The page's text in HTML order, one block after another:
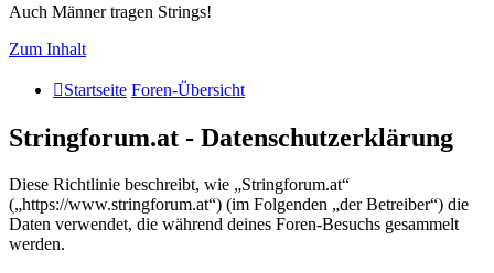
Auch Männer tragen Strings!
Zum Inhalt
Startseite Foren-Übersicht
Stringforum.at - Datenschutzerklärung
Diese Richtlinie beschreibt, wie „Stringforum.at“
(„https://www.stringforum.at“) (im Folgenden „der Betreiber“) die
Daten verwendet, die während deines Foren-Besuchs gesammelt
werden.